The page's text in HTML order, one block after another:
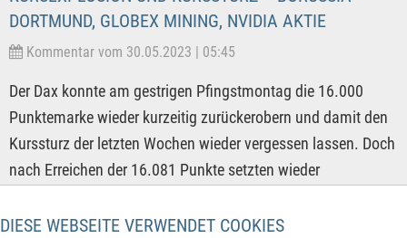
DIESE WEBSEITE VERWENDET COOKIES
DORTMUND, GLOBEX MINING, NVIDIA AKTIE
Kommentar vom 30.05.2023 | 05:45
Der Dax konnte am gestrigen Pfingstmontag die 16.000
Punktemarke wieder kurzeitig zurückerobern und damit den
Kurssturz der letzten Wochen wieder vergessen lassen. Doch
nach Erreichen der 16.081 Punkte setzten wieder
Laufe des Tages wieder unter den Kursschluss vom Freitag.